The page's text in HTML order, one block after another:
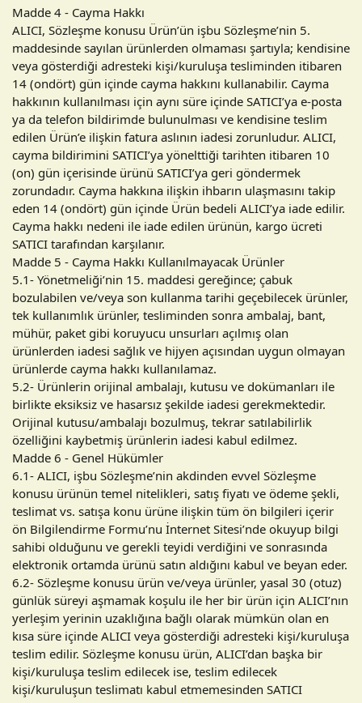
Madde 4 - Cayma Hakkı
ALICI, Sözleşme konusu Ürün’ün işbu Sözleşme’nin 5.
maddesinde sayılan ürünlerden olmaması şartıyla; kendisine
veya gösterdiği adresteki kişi/kuruluşa tesliminden itibaren
14 (ondört) gün içinde cayma hakkını kullanabilir. Cayma
hakkının kullanılması için aynı süre içinde SATICI’ya e-posta
ya da telefon bildirimde bulunulması ve kendisine teslim
edilen Ürün’e ilişkin fatura aslının iadesi zorunludur. ALICI,
cayma bildirimini SATICI’ya yönelttiği tarihten itibaren 10
(on) gün içerisinde ürünü SATICI’ya geri göndermek
zorundadır. Cayma hakkına ilişkin ihbarın ulaşmasını takip
eden 14 (ondört) gün içinde Ürün bedeli ALICI’ya iade edilir.
Cayma hakkı nedeni ile iade edilen ürünün, kargo ücreti
SATICI tarafından karşılanır.
Madde 5 - Cayma Hakkı Kullanılmayacak Ürünler
5.1- Yönetmeliği’nin 15. maddesi gereğince; çabuk
bozulabilen ve/veya son kullanma tarihi geçebilecek ürünler,
tek kullanımlık ürünler, tesliminden sonra ambalaj, bant,
mühür, paket gibi koruyucu unsurları açılmış olan
ürünlerden iadesi sağlık ve hijyen açısından uygun olmayan
ürünlerde cayma hakkı kullanılamaz.
5.2- Ürünlerin orijinal ambalajı, kutusu ve dokümanları ile
birlikte eksiksiz ve hasarsız şekilde iadesi gerekmektedir.
Orijinal kutusu/ambalajı bozulmuş, tekrar satılabilirlik
özelliğini kaybetmiş ürünlerin iadesi kabul edilmez.
Madde 6 - Genel Hükümler
6.1- ALICI, işbu Sözleşme’nin akdinden evvel Sözleşme
konusu ürünün temel nitelikleri, satış fiyatı ve ödeme şekli,
teslimat vs. satışa konu ürüne ilişkin tüm ön bilgileri içerir
ön Bilgilendirme Formu’nu İnternet Sitesi’nde okuyup bilgi
sahibi olduğunu ve gerekli teyidi verdiğini ve sonrasında
elektronik ortamda ürünü satın aldığını kabul ve beyan eder.
6.2- Sözleşme konusu ürün ve/veya ürünler, yasal 30 (otuz)
günlük süreyi aşmamak koşulu ile her bir ürün için ALICI’nın
yerleşim yerinin uzaklığına bağlı olarak mümkün olan en
kısa süre içinde ALICI veya gösterdiği adresteki kişi/kuruluşa
teslim edilir. Sözleşme konusu ürün, ALICI’dan başka bir
kişi/kuruluşa teslim edilecek ise, teslim edilecek
kişi/kuruluşun teslimatı kabul etmemesinden SATICI